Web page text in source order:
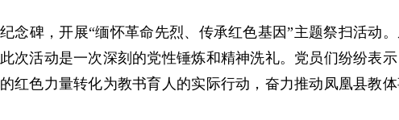
念碑，开展“缅怀革命先烈、传承红色基因”主题祭扫活动。
次活动是一次深刻的党性锤炼和精神洗礼。党员们纷纷表示
红色力量转化为教书育人的实际行动，奋力推动凤凰县教